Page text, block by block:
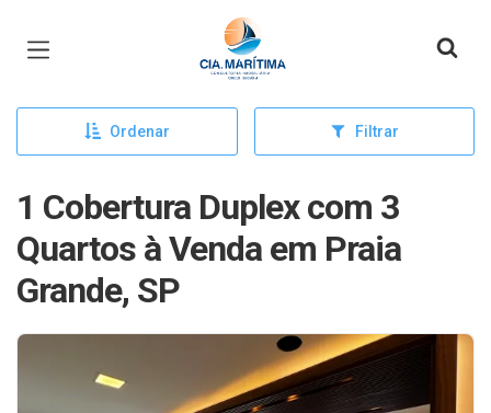
Página inicial
Ordenar Filtrar
1 Cobertura Duplex com 3
Quartos à Venda em Praia
Grande, SP